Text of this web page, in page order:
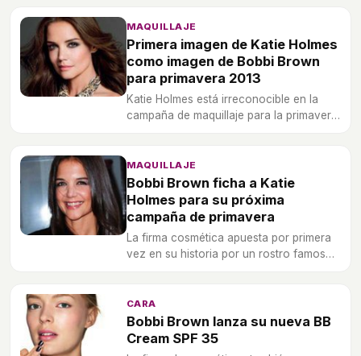
MAQUILLAJE
Primera imagen de Katie Holmes
como imagen de Bobbi Brown
para primavera 2013
Katie Holmes está irreconocible en la
campaña de maquillaje para la primavera
MAQUILLAJE
Bobbi Brown ficha a Katie
Holmes para su próxima
campaña de primavera
La firma cosmética apuesta por primera
vez en su historia por un rostro famoso
CARA
Bobbi Brown lanza su nueva BB
Cream SPF 35